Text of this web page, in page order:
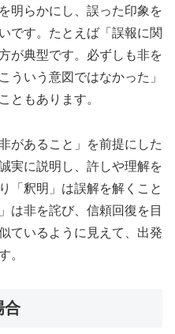
明らかにし、誤った印象を
です。たとえば「誤報に関
が典型です。必ずしも非を
ういう意図ではなかった」
ともあります。
があること」を前提にした
実に説明し、許しや理解を
「釈明」は誤解を解くこと
は非を詫び、信頼回復を目
ているように見えて、出発
。
合